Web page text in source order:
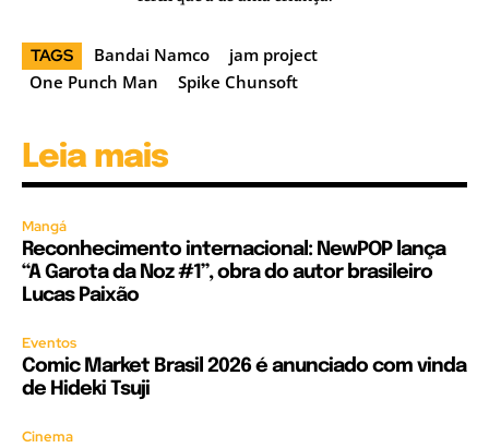
TAGS Bandai Namco
jam project
One Punch Man
Spike Chunsoft
Leia mais
Mangá
Reconhecimento internacional: NewPOP lança
“A Garota da Noz #1”, obra do autor brasileiro
Lucas Paixão
Eventos
Comic Market Brasil 2026 é anunciado com vinda
de Hideki Tsuji
Cinema